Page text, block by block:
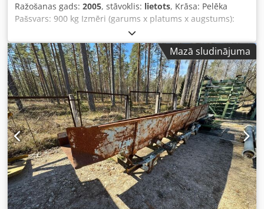
Ražošanas gads: 2005, stāvoklis: lietots, Krāsa: Pelēka
Pašsvars: 900 kg Izmēri (garums x platums x augstums):
330 x 215 x 260 cm - Ražošanas gads: 2005 -
Dokumentācija pieejama: Nē - CE sertifikāts pieejams: Nē -
Automatizēta izdošanas sistēma: Jā - Padevuma ātrums:
Regulējams - Pacelšanas galds: Jā - Maksimālais izdošanas
garums [mm]: 3100 - Maksimālais izdošanas platums
[mm]: 220 - Automatizēta ievades sistēma: Jā - Maksimālais
ievades garums [mm]: 3100 - Maksimālais ievades platums
[mm]: 220 - Spriegums [V]: 400 - Transportēšanas izmēri:
3300 mm x 2150 mm x 2600 mm (garums x platums x
augstums) - Transportēšanas svars [kg]: 900 kg -
Transportēšanas iepakojumi [gab.]: 1 Finanšu informācija
PVN: Norādītā cena ir bez PVN PVN/atšķirību aplikšana ar
PVN: PVN atskaitāms uzņēmumiem Piegāde un iepirkšana
iespējama jebkurā laikā attiecībā uz visiem rūpniecības
produktiem Crjdpfxezlc Nis Alnef Joriks Dībels
Mazā sludinājuma